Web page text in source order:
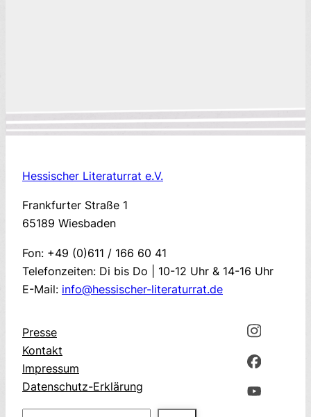
Hessischer Literaturrat e.V.
Frankfurter Straße 1
65189 Wiesbaden
Fon: +49 (0)611 / 166 60 41
Telefonzeiten: Di bis Do | 10-12 Uhr & 14-16 Uhr
E-Mail: info@hessischer-literaturrat.de
Presse
Kontakt
Impressum
Datenschutz-Erklärung